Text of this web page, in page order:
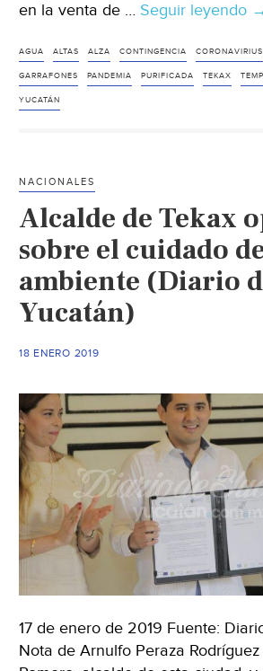
en la venta de … Seguir leyendo
de
AGUA ALTAS ALZA CONTINGENCIA CORONAVIRIUS
GARRAFONES PANDEMIA PURIFICADA TEKAX
YUCATÁN
NACIONALES
Alcalde de Tekax
sobre el cuidado
ambiente (Diario
Yucatán)
18 ENERO 2019
17 de enero de 2019 Fuente:
Nota de Arnulfo Peraza